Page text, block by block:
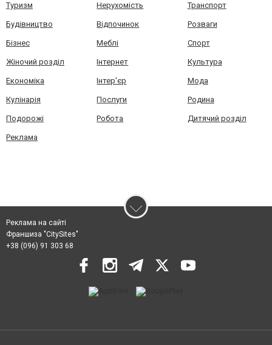
Туризм Нерухомість Транспорт
Будівництво Відпочинок Розваги
Бізнес Меблі Спорт
Жіночий розділ Інтернет Культура
Економіка Інтер'єр Мода
Кулінарія Послуги Родина
Подорожі Робота Дитячий розділ
Реклама
Реклама на сайті
Франшиза "CitySites"
+38 (096) 91 303 68